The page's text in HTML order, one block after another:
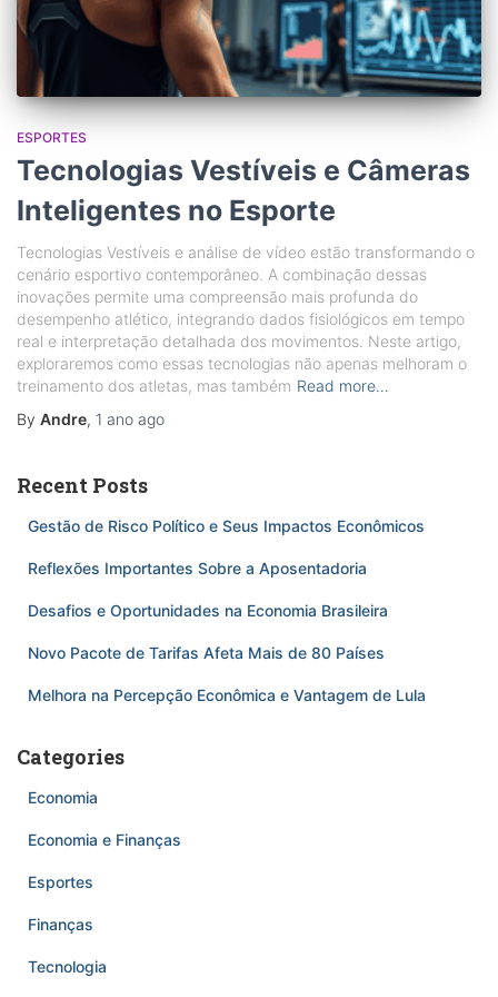
ESPORTES
Tecnologias Vestíveis e Câmeras
Inteligentes no Esporte
Tecnologias Vestíveis e análise de vídeo estão transformando o
cenário esportivo contemporâneo. A combinação dessas
inovações permite uma compreensão mais profunda do
desempenho atlético, integrando dados fisiológicos em tempo
real e interpretação detalhada dos movimentos. Neste artigo,
exploraremos como essas tecnologias não apenas melhoram o
treinamento dos atletas, mas também Read more…
By Andre, 1 ano ago
Recent Posts
Gestão de Risco Político e Seus Impactos Econômicos
Reflexões Importantes Sobre a Aposentadoria
Desafios e Oportunidades na Economia Brasileira
Novo Pacote de Tarifas Afeta Mais de 80 Países
Melhora na Percepção Econômica e Vantagem de Lula
Categories
Economia
Economia e Finanças
Esportes
Finanças
Tecnologia